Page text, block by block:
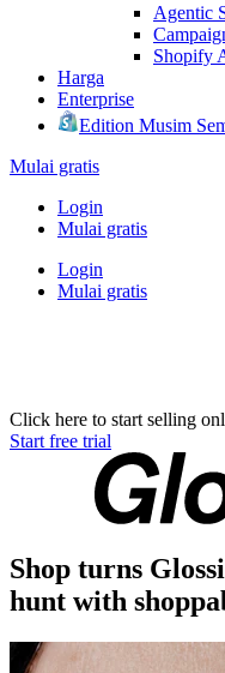
Agentic
Shopify
Harga
Enterprise
Edition Musim
Mulai gratis
Login
Mulai gratis
Login
Mulai gratis
Click here to start selling
Start free trial
Shop turns
hunt with